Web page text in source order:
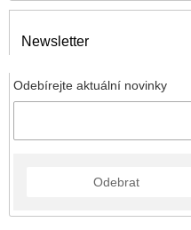
Newsletter
Odebírejte aktuální novinky
Odebrat